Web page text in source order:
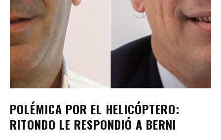
POLÉMICA POR EL HELICÓPTERO:
RITONDO LE RESPONDIÓ A BERNI